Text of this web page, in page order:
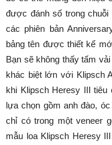
được đánh số trong
các phiên bản
bảng tên được thiết kế
Bạn sẽ không thấy tấm
khác biệt lớn với Klipsch
khi Klipsch Heresy III
lựa chọn gồm anh đào,
chỉ có trong một veneer
mẫu loa Klipsch Heresy